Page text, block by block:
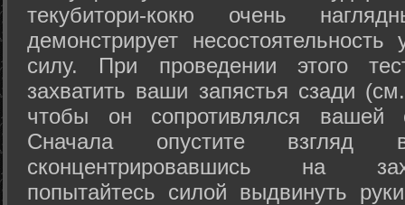
текубитори-кокю очень
демонстрирует
силу. При проведении этого
захватить ваши запястья сзади
чтобы он сопротивлялся вашей
Сначала опустите
сконцентрировавшись на
попытайтесь силой выдвинуть